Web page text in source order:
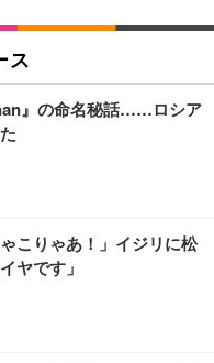
ェア／デスクチェア メッシ
い ブラック
スクチェア 疲れない テレ
レスト 30度ロッキング機
ト 90度跳ね上げ式アーム
ェア (ブラック)
スクチェア 疲れない テレ
レスト 30度ロッキング機
ト 90度跳ね上げ式アーム
アムモニター | FlexScan
モニター DualSense 充電
27インチ 液晶モニタ
VA 非光沢 HDMI/DisplayP
さ調整 スイベル VESA対
シーツ 厚型 ワイド 42枚
面:ライトブルー)
オムツ L 中型犬用 26枚入
シック) 【Amazon.co.jp
スオーヤマ ペットシーツ
枚入 (x 1) (ケース販売)
ス
』の命名秘話……ロシア
こりゃあ！」イジリに松
ヤです」